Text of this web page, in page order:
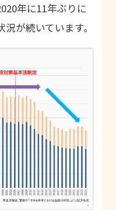
年に11年ぶりに
が続いています。